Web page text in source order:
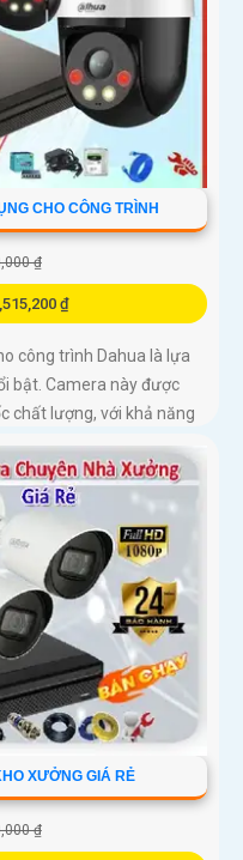
CHO CÔNG TRÌNH
₫
₫
công trình Dahua là lựa
bật. Camera này được
chất lượng, với khả năng
XƯỞNG GIÁ RẺ
₫